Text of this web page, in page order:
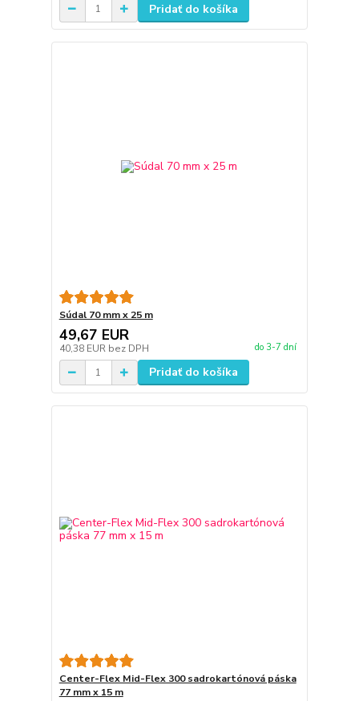
Pridať do košíka
Súdal 70 mm x 25 m
49,67 EUR
40,38 EUR bez DPH do 3-7 dní
Pridať do košíka
Center-Flex Mid-Flex 300 sadrokartónová páska
77 mm x 15 m